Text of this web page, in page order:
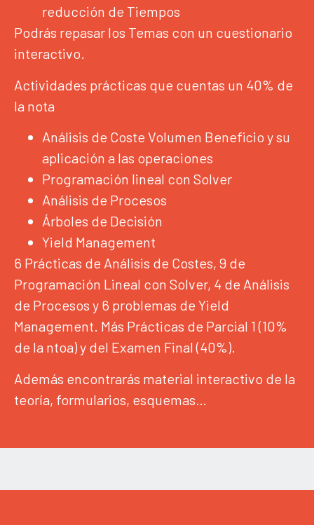
reducción de Tiempos
Podrás repasar los Temas con un cuestionario
interactivo.
Actividades prácticas que cuentas un 40% de
la nota
Análisis de Coste Volumen Beneficio y su
aplicación a las operaciones
Programación lineal con Solver
Análisis de Procesos
Árboles de Decisión
Yield Management
6 Prácticas de Análisis de Costes, 9 de
Programación Lineal con Solver, 4 de Análisis
de Procesos y 6 problemas de Yield
Management. Más Prácticas de Parcial 1 (10%
de la ntoa) y del Examen Final (40%).
Además encontrarás material interactivo de la
teoría, formularios, esquemas…